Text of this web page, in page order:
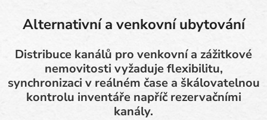
Alternativní a venkovní ubytování
Distribuce kanálů pro venkovní a zážitkové
nemovitosti vyžaduje flexibilitu,
synchronizaci v reálném čase a škálovatelnou
kontrolu inventáře napříč rezervačními
kanály.